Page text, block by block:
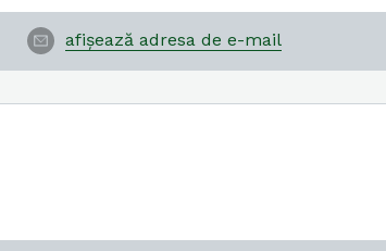
afișează adresa de e-mail